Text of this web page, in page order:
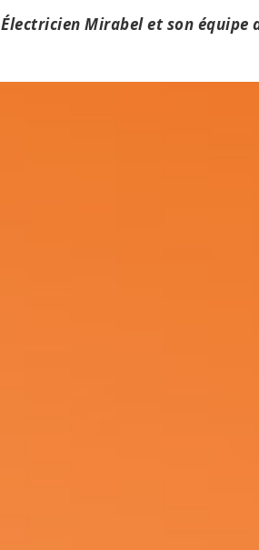
Électricien Mirabel et son équipe